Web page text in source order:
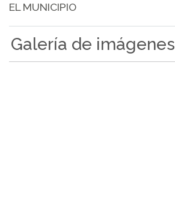
EL MUNICIPIO
Galería de imágenes